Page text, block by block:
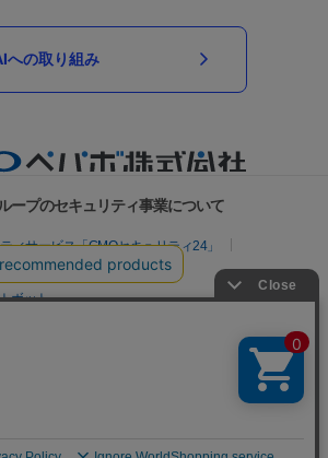
への取り組み
ープのセキュリティ事業について
ィサービス「GMOセキュリティ24」
サイトリスク診断
ボット
Security）